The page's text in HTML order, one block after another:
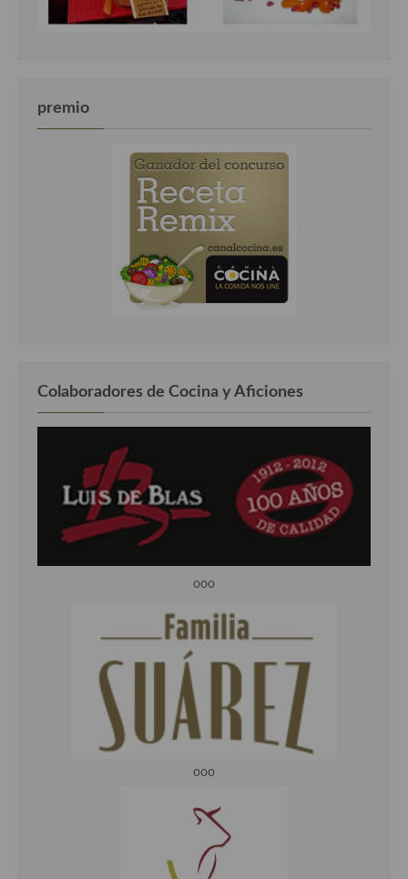
premio
Colaboradores de Cocina y Aficiones
ooo
ooo